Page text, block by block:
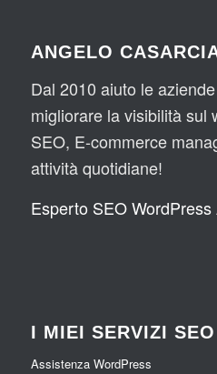
ANGELO
Dal 2010 aiuto le
migliorare la visibilità sul
SEO, E-commerce
attività quotidiane!
Esperto SEO
I MIEI SERVIZI
Assistenza WordPress